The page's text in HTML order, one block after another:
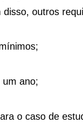
outros
ano;
o caso de